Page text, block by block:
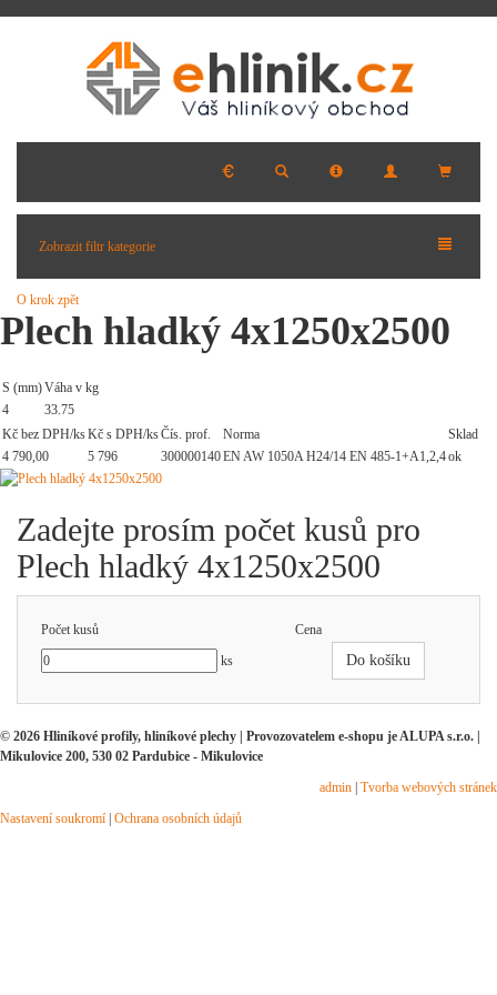
Zobrazit filtr kategorie
O krok zpět
Plech hladký 4x1250x2500
S (mm)Váha v kg
4
33.75
Kč bez DPH/ksKč s DPH/ksČís. prof. Norma
Sklad
4 790,00
5 796 300000140EN AW 1050A H24/14 EN 485-1+A1,2,4ok
Zadejte prosím počet kusů pro
Plech hladký 4x1250x2500
Počet kusů
Cena
ks
Do košíku
© 2026 Hliníkové profily, hliníkové plechy | Provozovatelem e-shopu je ALUPA s.r.o. |
Mikulovice 200, 530 02 Pardubice - Mikulovice
admin Tvorba webových stránek
Nastavení soukromí Ochrana osobních údajů